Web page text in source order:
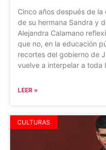
Cinco años después de
de su hermana Sandra y
Alejandra Calamano
que no, en la educación
recortes del gobierno de
vuelve a interpelar a toda
LEER »
CULTURAS